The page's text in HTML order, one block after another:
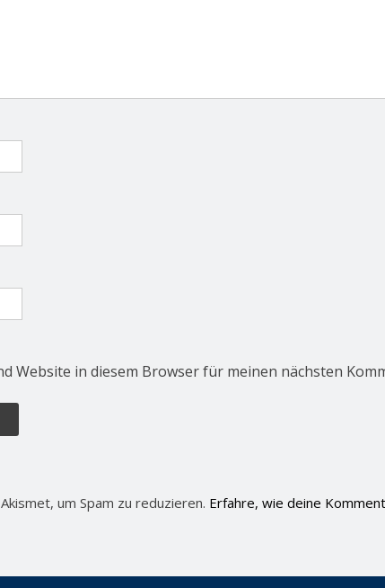
Website in diesem Browser für meinen nächsten
um Spam zu reduzieren. Erfahre, wie deine